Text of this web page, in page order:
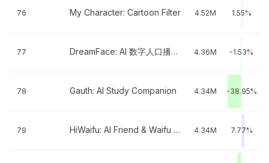
76 My Character: Cartoon Filter 4.52M 1.55%
77 DreamFace: AI 数字人口播视频一键生成-照片说唱 4.36M -1.53%
78 Gauth: AI Study Companion 4.34M -38.95%
79 HiWaifu: AI Friend & Waifu Hub 4.34M 7.77%